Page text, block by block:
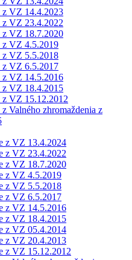
z VZ 14.4.2023
z VZ 23.4.2022
z VZ 18.7.2020
z VZ 4.5.2019
z VZ 5.5.2018
z VZ 6.5.2017
z VZ 14.5.2016
z VZ 18.4.2015
z VZ 15.12.2012
z Valného zhromaždenia z
z VZ 13.4.2024
z VZ 23.4.2022
z VZ 18.7.2020
z VZ 4.5.2019
z VZ 5.5.2018
z VZ 6.5.2017
z VZ 14.5.2016
z VZ 18.4.2015
z VZ 05.4.2014
z VZ 20.4.2013
z VZ 15.12.2012